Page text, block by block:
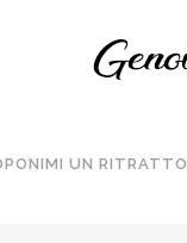
UN RITRATTO